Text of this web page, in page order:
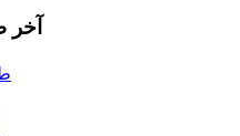
آخر